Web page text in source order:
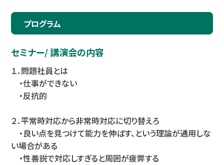
プログラム
セミナー/ 講演会の内容
１．問題社員とは
・仕事ができない
・反抗的
２．平常時対応から非常時対応に切り替えろ
・良い点を見つけて能力を伸ばす、という理論が通用しな
い場合がある
・性善説で対応しすぎると周囲が疲弊する